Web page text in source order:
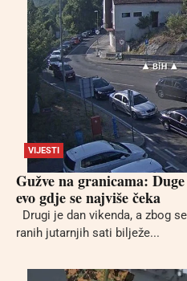
VIJESTI
Gužve na granicama:
evo gdje se najviše čeka
Drugi je dan vikenda, a zbog
ranih jutarnjih sati bilježe...